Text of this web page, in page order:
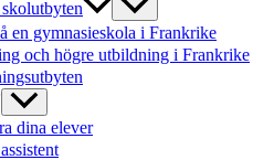
en gymnasieskola i Frankrike
och högre utbildning i Frankrike
dina elever